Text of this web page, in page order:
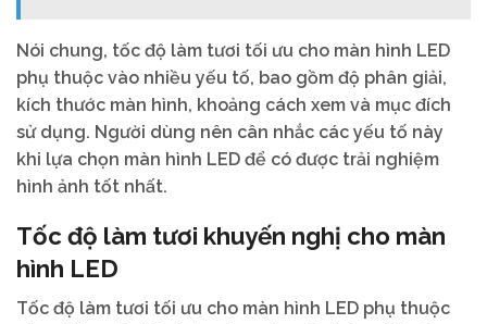
Nói chung, tốc độ làm tươi tối ưu cho màn hình LED
phụ thuộc vào nhiều yếu tố, bao gồm độ phân giải,
kích thước màn hình, khoảng cách xem và mục đích
sử dụng. Người dùng nên cân nhắc các yếu tố này
khi lựa chọn màn hình LED để có được trải nghiệm
hình ảnh tốt nhất.
Tốc độ làm tươi khuyến nghị cho màn
hình LED
Tốc độ làm tươi tối ưu cho màn hình LED phụ thuộc